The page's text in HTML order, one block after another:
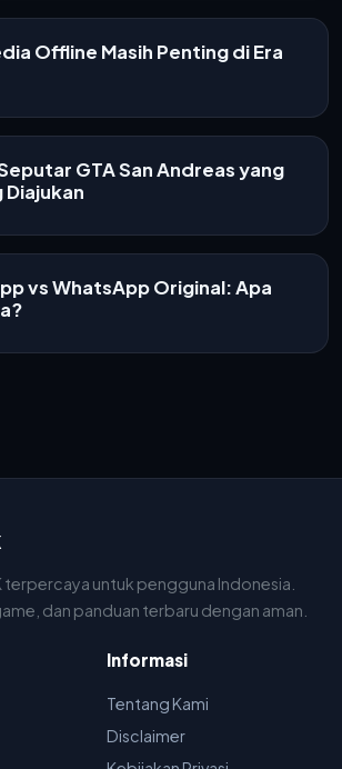
Offline Masih Penting di Era
GTA San Andreas yang
Diajukan
vs WhatsApp Original: Apa
terpercaya untuk pengguna Indonesia.
dan panduan terbaru dengan aman.
Informasi
Tentang Kami
Disclaimer